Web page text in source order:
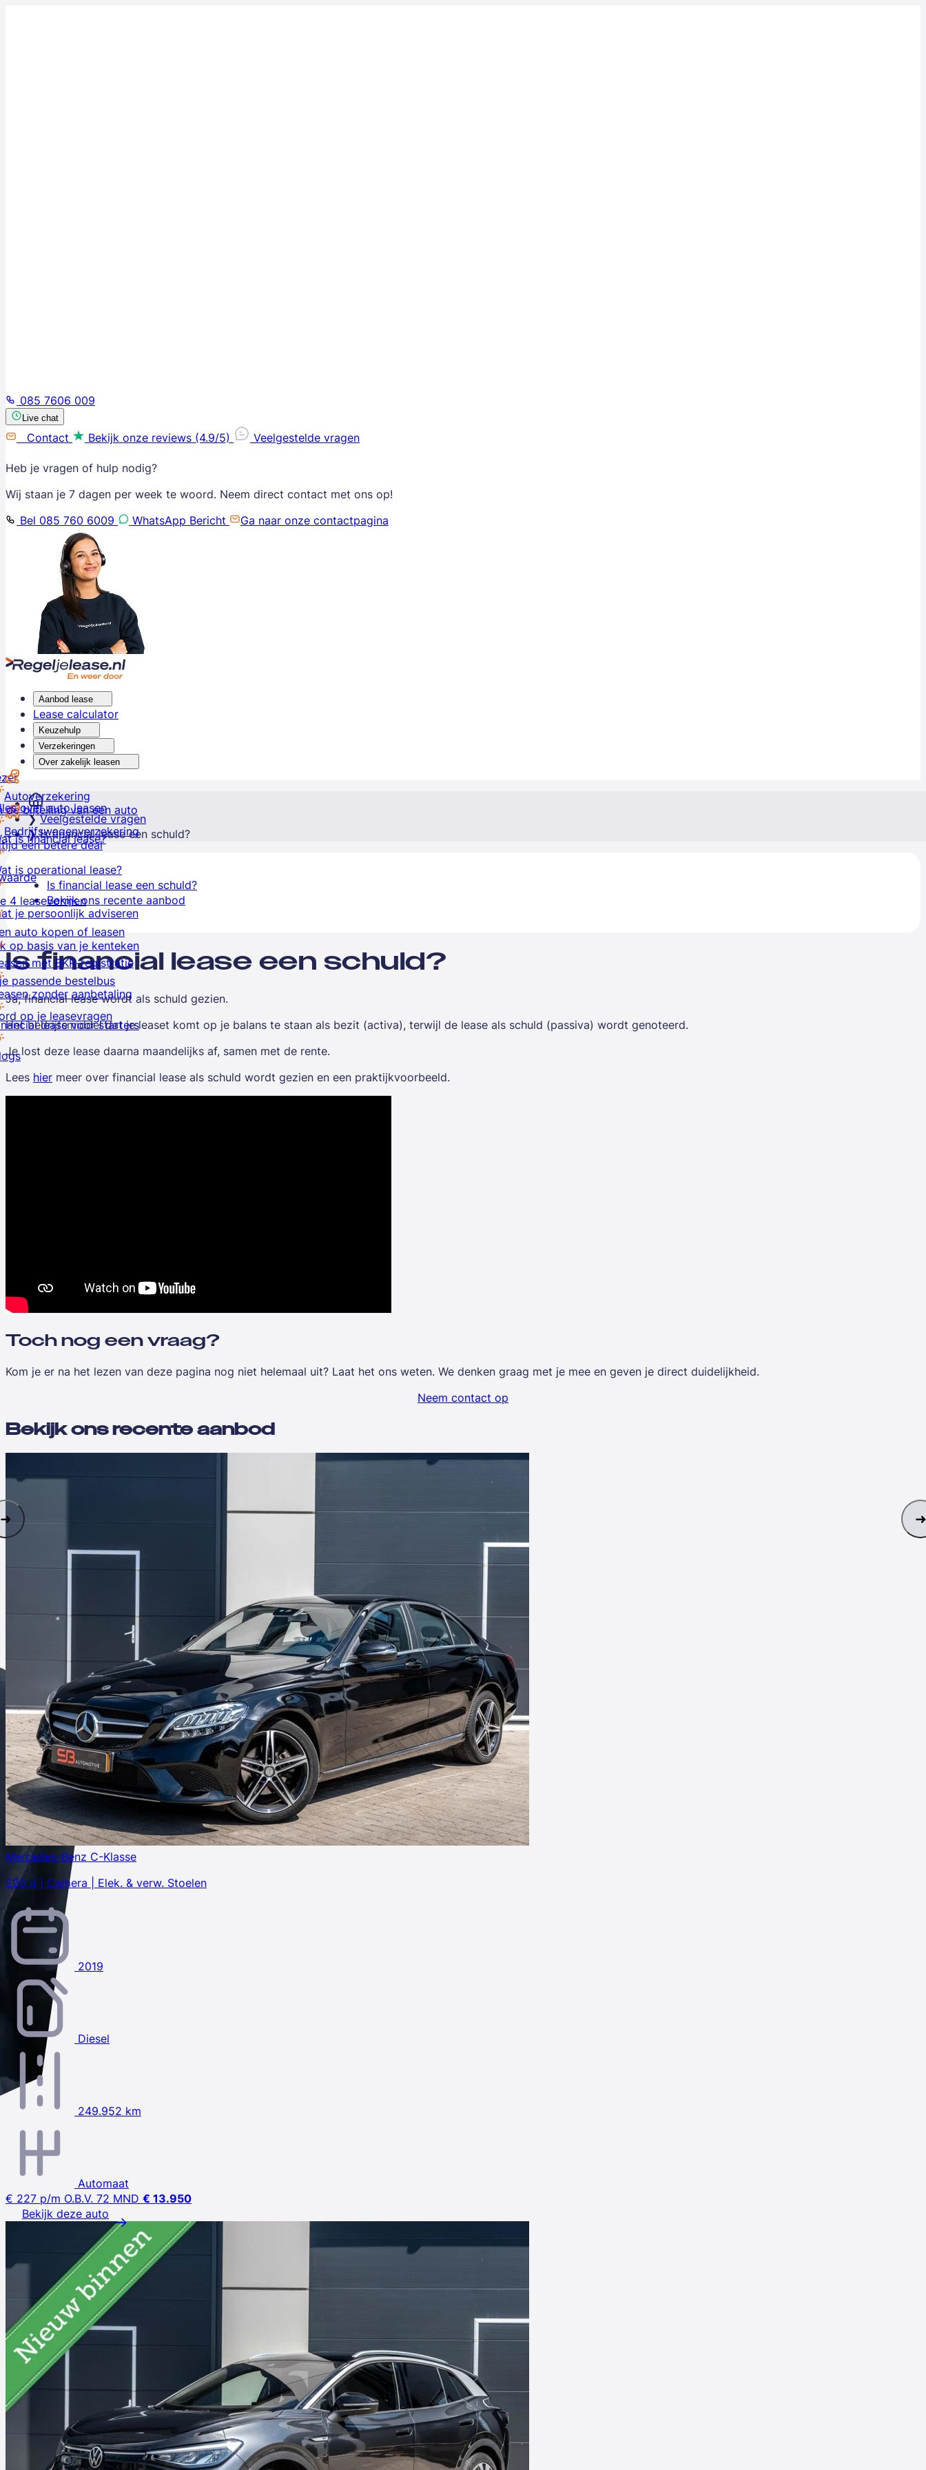
085 7606 009
Live chat
Contact Bekijk onze reviews (4.9/5)
Veelgestelde vragen
Heb je vragen of hulp nodig?
Wij staan je 7 dagen per week te woord. Neem direct contact met ons op!
Bel 085 760 6009
WhatsApp Bericht Ga naar onze contactpagina
Aanbod lease
Lease calculator
Keuzehulp
de bijtelling van een auto
een betere deal
je persoonlijk adviseren
op basis van je kenteken
passende bestelbus
op je leasevragen
Verzekeringen
Autoverzekering
Bedrijfswagenverzekering
Over zakelijk leasen
over auto leasen
is financial lease?
is operational lease?
4 leasevormen
auto kopen of leasen
met BKR-registratie
zonder aanbetaling
lease voor starters
Veelgestelde vragen
Is financial lease een schuld?
Is financial lease een schuld?
Bekijk ons recente aanbod
Is financial lease een schuld?
Ja, financial lease wordt als schuld gezien.
Het bedrijfsmiddel dat je leaset komt op je balans te staan als bezit (activa), terwijl de lease als schuld (passiva) wordt genoteerd.
Je lost deze lease daarna maandelijks af, samen met de rente.
Lees hier meer over financial lease als schuld wordt gezien en een praktijkvoorbeeld.
Toch nog een vraag?
Kom je er na het lezen van deze pagina nog niet helemaal uit? Laat het ons weten. We denken graag met je mee en geven je direct duidelijkheid.
Neem contact op
Bekijk ons recente aanbod
Mercedes-Benz C-Klasse
220 d | Camera | Elek. & verw. Stoelen
2019
Diesel
249.952 km
Automaat
€ 227 p/m O.B.V. 72 MND € 13.950
Bekijk deze auto